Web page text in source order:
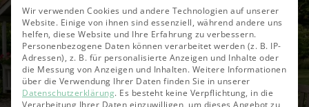
Wir verwenden Cookies und andere Technologien auf unserer
Website. Einige von ihnen sind essenziell, während andere uns
helfen, diese Website und Ihre Erfahrung zu verbessern.
Personenbezogene Daten können verarbeitet werden (z. B. IP-
Adressen), z. B. für personalisierte Anzeigen und Inhalte oder
die Messung von Anzeigen und Inhalten. Weitere Informationen
über die Verwendung Ihrer Daten finden Sie in unserer
Datenschutzerklärung. Es besteht keine Verpflichtung, in die
Verarbeitung Ihrer Daten einzuwilligen, um dieses Angebot zu